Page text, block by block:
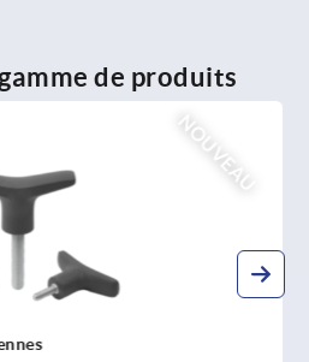
de produits
bouton de manœuvre en inox et